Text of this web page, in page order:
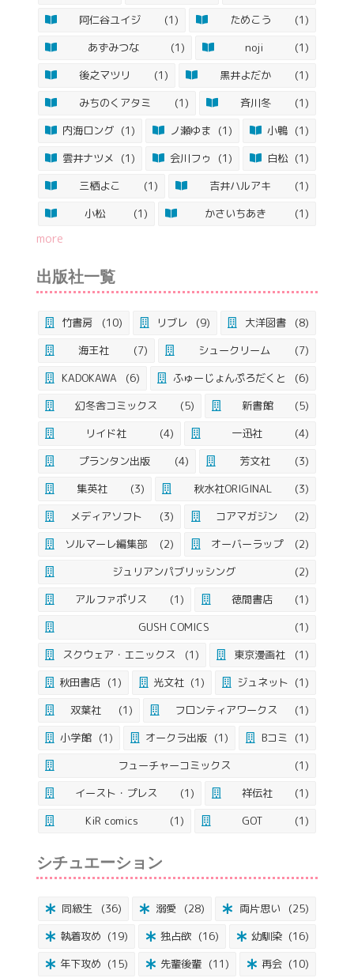
阿仁谷ユイジ
(1) ためこう
(1)
あずみつな
(1) noji
(1)
後之マツリ
(1) 黒井よだか
(1)
みちのくアタミ
(1) 斉川冬
(1)
内海ロング (1) ノ瀬ゆま (1) 小鴨 (1)
雲井ナツメ
(1) 会川フゥ (1) 白松 (1)
三栖よこ
(1) 吉井ハルアキ
(1)
小松
(1) かさいちあき (1)
more
出版社一覧
竹書房 (10) リブレ (9) 大洋図書
(8)
海王社
(7) シュークリーム
(7)
KADOKAWA
(6) ふゅーじょんぷろだくと
(6)
幻冬舎コミックス
(5) 新書館
(5)
リイド社
(4) 一迅社
(4)
プランタン出版
(4) 芳文社
(3)
集英社
(3) 秋水社ORIGINAL
(3)
メディアソフト
(3) コアマガジン
(2)
ソルマーレ編集部
(2) オーバーラップ
(2)
ジュリアンパブリッシング
(2)
アルファポリス
(1) 徳間書店
(1)
GUSH COMICS
(1)
スクウェア・エニックス
(1) 東京漫画社
(1)
秋田書店 (1) 光文社 (1) ジュネット (1)
双葉社
(1) フロンティアワークス
(1)
小学館 (1) オークラ出版 (1) Bコミ
(1)
フューチャーコミックス
(1)
イースト・プレス
(1) 祥伝社
(1)
KiR comics
(1) GOT (1)
シチュエーション
同級生 (36) 溺愛 (28) 両片思い
(25)
執着攻め (19) 独占欲 (16) 幼馴染 (16)
年下攻め (15) 先輩後輩 (11) 再会 (10)